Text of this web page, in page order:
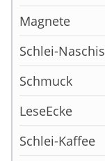
Magnete
Schlei-Naschis
Schmuck
LeseEcke
Schlei-Kaffee